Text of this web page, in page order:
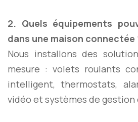
2. Quels équipements
dans une maison connectée
Nous installons des
mesure : volets roulants
intelligent, thermostats,
vidéo et systèmes de